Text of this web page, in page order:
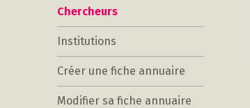
Chercheurs
Institutions
Créer une fiche annuaire
Modifier sa fiche annuaire